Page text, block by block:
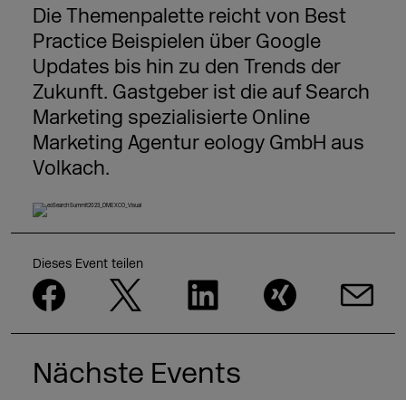
Die Themenpalette reicht von Best
Practice Beispielen über Google
Updates bis hin zu den Trends der
Zukunft. Gastgeber ist die auf Search
Marketing spezialisierte Online
Marketing Agentur eology GmbH aus
Volkach.
Dieses Event teilen
Nächste Events